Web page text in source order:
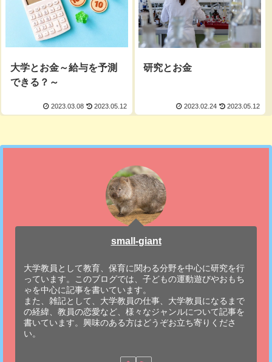
大学とお金～給与を予測
できる？～
2023.03.08 2023.05.12
研究とお金
2023.02.24 2023.05.12
small-giant
大学教員として教育、保育に関わる分野を中心に研究を行
っています。このブログでは、子どもの運動遊びやおもち
ゃを中心に記事を書いています。
また、雑記として、大学教員の仕事、大学教員になるまで
の経緯、教員の恋愛など、様々なジャンルについて記事を
書いています。興味のある方はどうぞお立ち寄りくださ
い。